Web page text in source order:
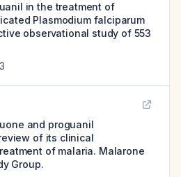
in the treatment of
Plasmodium falciparum
observational study of 553
and proguanil
of its clinical
of malaria. Malarone
Group.